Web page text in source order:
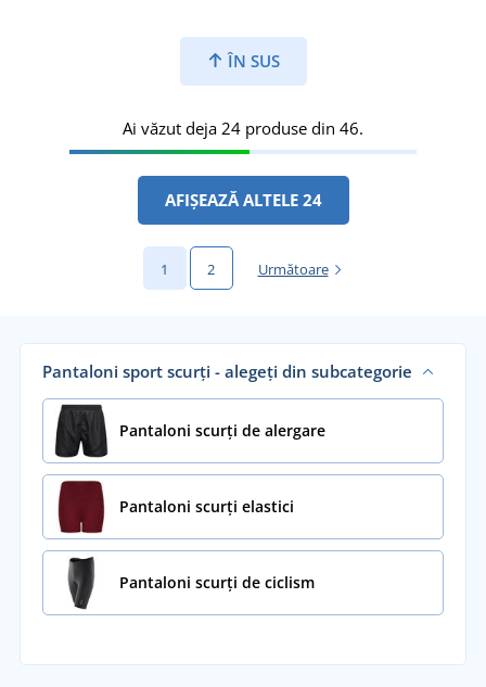
ÎN SUS
Ai văzut deja 24 produse din 46.
AFIȘEAZĂ ALTELE 24
1 2 Următoare
Pantaloni sport scurți - alegeți din subcategorie
Pantaloni scurți de alergare
Pantaloni scurți elastici
Pantaloni scurți de ciclism